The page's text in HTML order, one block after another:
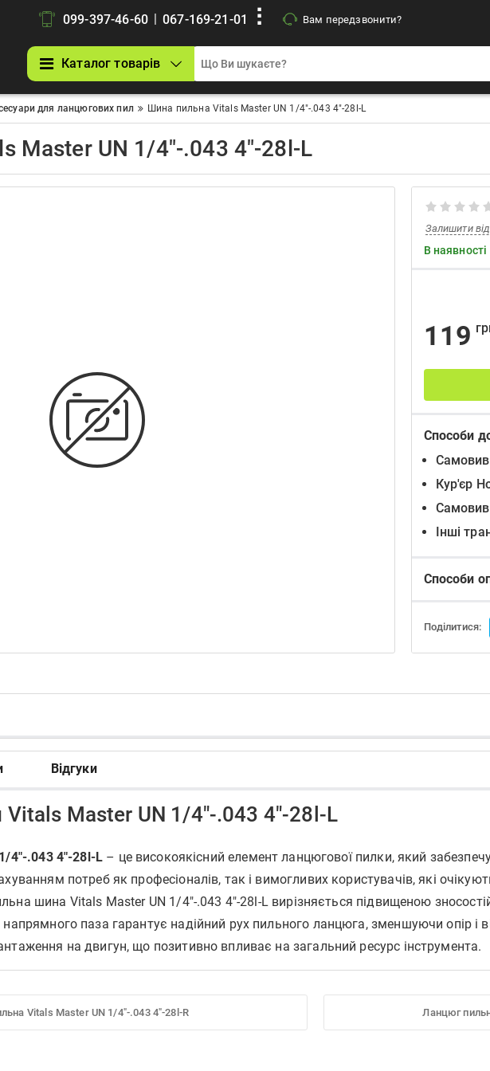
099-397-46-60 | 067-169-21-01 Вам передзвонити?
Каталог товарів
для ланцюгових пил Шина пильна Vitals Master UN 1/4"-.043 4"-28l-L
Master UN 1/4"-.043 4"-28l-L
Залишити
В наявності
119
Способи
Кур'єр
Інші
Способи
Поділитися:
Відгуки
Master UN 1/4"-.043 4"-28l-L
4"-.043 4"-28l-L – це високоякісний елемент ланцюгової пилки, який
потреб як професіоналів, так і вимогливих користувачів, які
шина Vitals Master UN 1/4"-.043 4"-28l-L вирізняється підвищеною
паза гарантує надійний рух пильного ланцюга, зменшуючи опір і
на двигун, що позитивно впливає на загальний ресурс інструмента.
Vitals Master UN 1/4"-.043 4"-28l-R Ланцюг